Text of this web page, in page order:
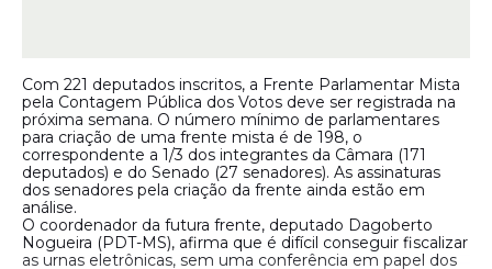
Com 221 deputados inscritos, a Frente Parlamentar Mista
pela Contagem Pública dos Votos deve ser registrada na
próxima semana. O número mínimo de parlamentares
para criação de uma frente mista é de 198, o
correspondente a 1/3 dos integrantes da Câmara (171
deputados) e do Senado (27 senadores). As assinaturas
dos senadores pela criação da frente ainda estão em
análise.
O coordenador da futura frente, deputado Dagoberto
Nogueira (PDT-MS), afirma que é difícil conseguir fiscalizar
as urnas eletrônicas, sem uma conferência em papel dos